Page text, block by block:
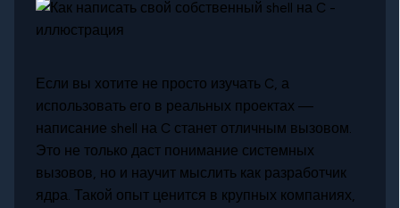
Если вы хотите не просто изучать C, а
использовать его в реальных проектах —
написание shell на C станет отличным вызовом.
Это не только даст понимание системных
вызовов, но и научит мыслить как разработчик
ядра. Такой опыт ценится в крупных компаниях,